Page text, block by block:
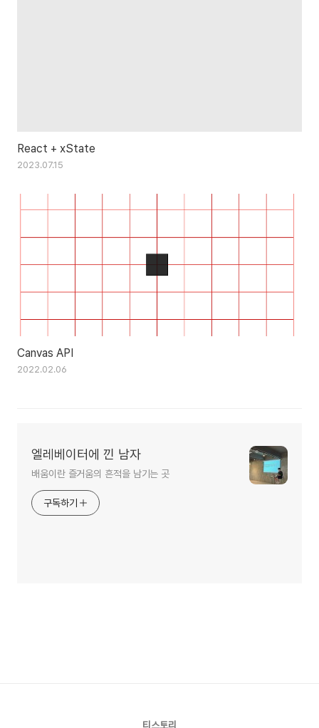
React + xState
2023.07.15
Canvas API
2022.02.06
엘레베이터에 낀 남자
배움이란 즐거움의 흔적을 남기는 곳
구독하기
티스토리